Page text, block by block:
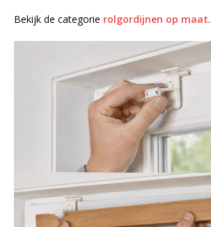
Bekijk de categorie rolgordijnen op maat.